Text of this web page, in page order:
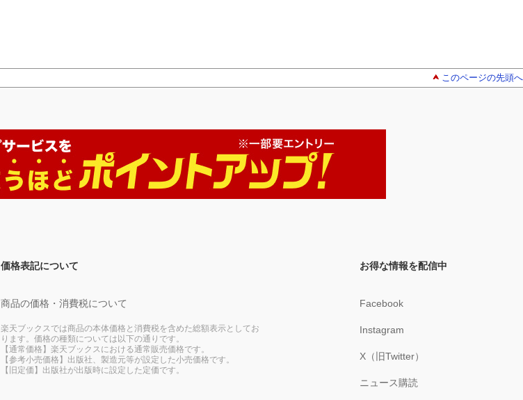
このページの先頭へ
価格表記について
商品の価格・消費税について
楽天ブックスでは商品の本体価格と消費税を含めた総額表示としてお
ります。価格の種類については以下の通りです。
【通常価格】楽天ブックスにおける通常販売価格です。
【参考小売価格】出版社、製造元等が設定した小売価格です。
【旧定価】出版社が出版時に設定した定価です。
お得な情報を配信中
Facebook
Instagram
X（旧Twitter）
ニュース購読